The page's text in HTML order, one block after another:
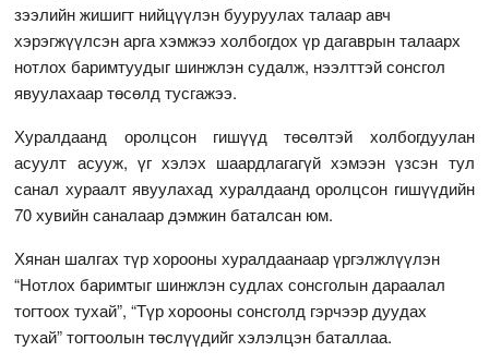
зээлийн жишигт нийцүүлэн бууруулах талаар авч
хэрэгжүүлсэн арга хэмжээ холбогдох үр дагаврын талаарх
нотлох баримтуудыг шинжлэн судалж, нээлттэй сонсгол
явуулахаар төсөлд тусгажээ.
Хуралдаанд оролцсон гишүүд төсөлтэй холбогдуулан
асуулт асууж, үг хэлэх шаардлагагүй хэмээн үзсэн тул
санал хураалт явуулахад хуралдаанд оролцсон гишүүдийн
70 хувийн саналаар дэмжин баталсан юм.
Хянан шалгах түр хорооны хуралдаанаар үргэлжлүүлэн
“Нотлох баримтыг шинжлэн судлах сонсголын дараалал
тогтоох тухай”, “Түр хорооны сонсголд гэрчээр дуудах
тухай” тогтоолын төслүүдийг хэлэлцэн баталлаа.